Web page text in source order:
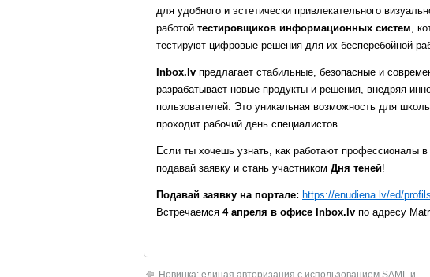
для удобного и эстетически привлекательного
работой тестировщиков информационных систем,
тестируют цифровые решения для их бесперебойной
Inbox.lv предлагает стабильные, безопасные и
разрабатывает новые продукты и решения, внедряя
пользователей. Это уникальная возможность для
проходит рабочий день специалистов.
Если ты хочешь узнать, как работают профессионалы
подавай заявку и стань участником Дня теней!
Подавай заявку на портале: https://enudiena.lv/ed/
Встречаемся 4 апреля в офисе Inbox.lv по адресу
Новинка: единая авторизация с использованием SAML и